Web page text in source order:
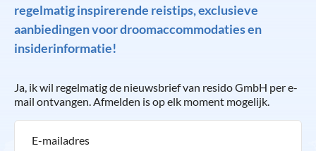
regelmatig inspirerende reistips, exclusieve
aanbiedingen voor droomaccommodaties en
insiderinformatie!
Ja, ik wil regelmatig de nieuwsbrief van resido GmbH per e-
mail ontvangen. Afmelden is op elk moment mogelijk.